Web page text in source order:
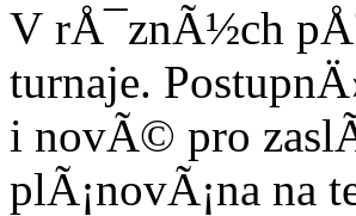
V rÅ¯znÃ½ch
turnaje.
i novÃ© pro
plÃ¡novÃ¡na na